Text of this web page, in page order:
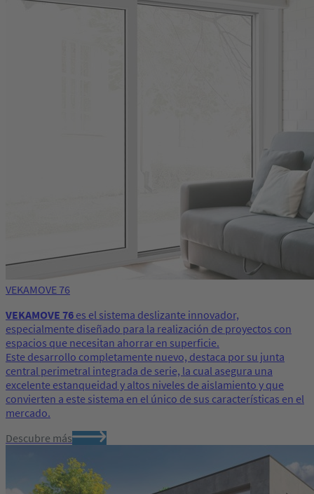
VEKAMOVE 76
VEKAMOVE 76 es el sistema deslizante innovador,
especialmente diseñado para la realización de proyectos con
espacios que necesitan ahorrar en superficie.
Este desarrollo completamente nuevo, destaca por su junta
central perimetral integrada de serie, la cual asegura una
excelente estanqueidad y altos niveles de aislamiento y que
convierten a este sistema en el único de sus características en el
mercado.
Descubre más